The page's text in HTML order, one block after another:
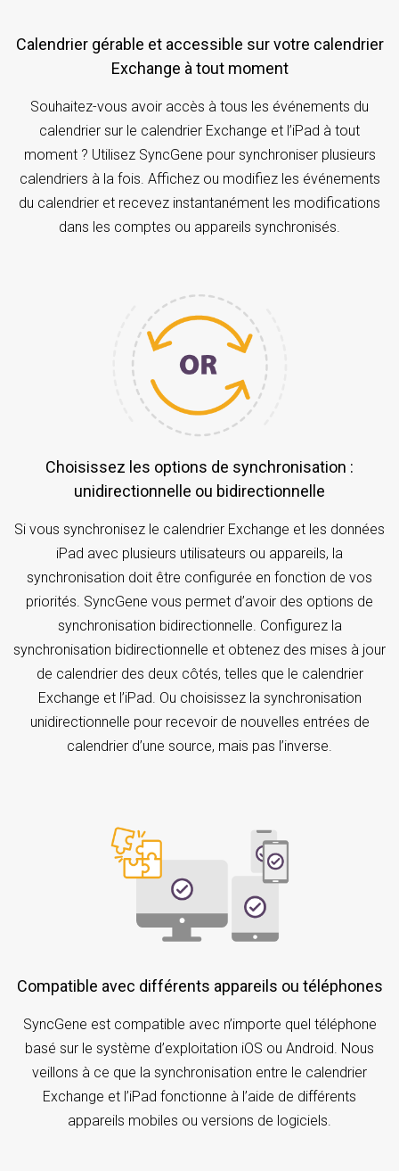
Calendrier gérable et accessible sur votre calendrier
Exchange à tout moment
Souhaitez-vous avoir accès à tous les événements du
calendrier sur le calendrier Exchange et l’iPad à tout
moment ? Utilisez SyncGene pour synchroniser plusieurs
calendriers à la fois. Affichez ou modifiez les événements
du calendrier et recevez instantanément les modifications
dans les comptes ou appareils synchronisés.
Choisissez les options de synchronisation :
unidirectionnelle ou bidirectionnelle
Si vous synchronisez le calendrier Exchange et les données
iPad avec plusieurs utilisateurs ou appareils, la
synchronisation doit être configurée en fonction de vos
priorités. SyncGene vous permet d’avoir des options de
synchronisation bidirectionnelle. Configurez la
synchronisation bidirectionnelle et obtenez des mises à jour
de calendrier des deux côtés, telles que le calendrier
Exchange et l’iPad. Ou choisissez la synchronisation
unidirectionnelle pour recevoir de nouvelles entrées de
calendrier d’une source, mais pas l’inverse.
Compatible avec différents appareils ou téléphones
SyncGene est compatible avec n’importe quel téléphone
basé sur le système d’exploitation iOS ou Android. Nous
veillons à ce que la synchronisation entre le calendrier
Exchange et l’iPad fonctionne à l’aide de différents
appareils mobiles ou versions de logiciels.